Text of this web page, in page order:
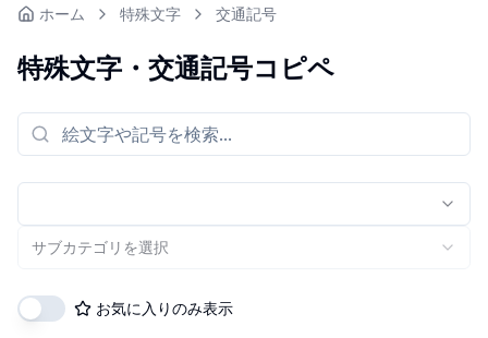
ホーム 特殊文字 交通記号
特殊文字 ・ 交通記号コピペ
サブカテゴリを選択
お気に入りのみ表示